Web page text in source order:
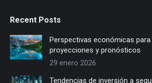
Recent Posts
Perspectivas económicas para
proyecciones y pronósticos
29 enero 2026
Tendencias de inversión a